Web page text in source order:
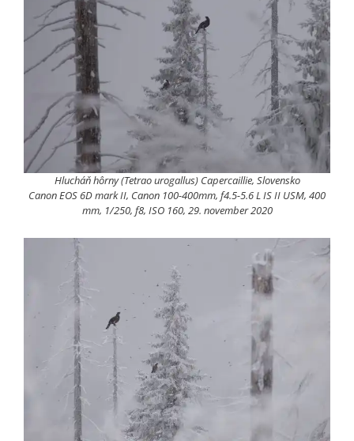
Hlucháň hôrny (Tetrao urogallus) Capercaillie, Slovensko
Canon EOS 6D mark II, Canon 100-400mm, f4.5-5.6 L IS II USM, 400
mm, 1/250, f8, ISO 160, 29. november 2020